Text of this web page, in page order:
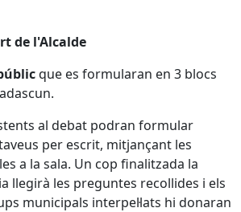
de l'Alcalde
que es formularan en 3 blocs
al debat podran formular
per escrit, mitjançant les
a la sala. Un cop finalitzada la
llegirà les preguntes recollides i els
municipals interpel·lats hi donaran